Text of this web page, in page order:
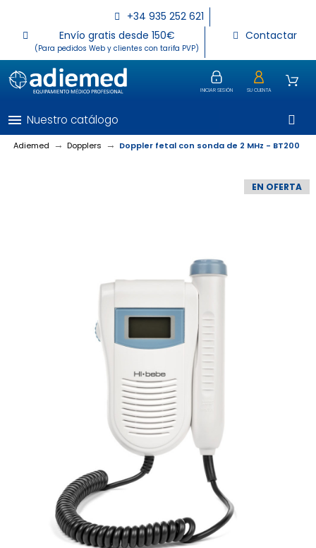
+34 935 252 621
Envío gratis desde 150€
(Para pedidos Web y clientes con tarifa PVP)
Contactar
INICIAR SESIÓN SU CUENTA
menu Nuestro catálogo
Adiemed Dopplers Doppler fetal con sonda de 2 MHz - BT200
EN OFERTA